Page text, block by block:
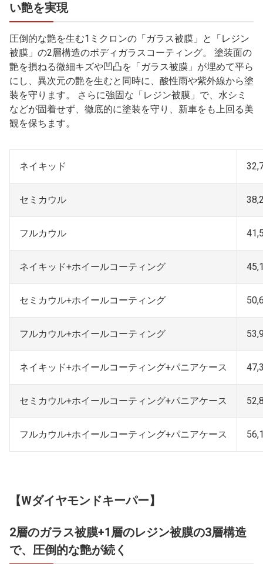
い艶を実現
圧倒的な艶を生む1ミクロンの「ガラス被膜」と「レジン
被膜」の2層構造のボディガラスコーティング。 塗装面の
艶を損ねる微細キズや凹凸を「ガラス被膜」が埋めて平ら
にし、異次元の艶を生むと同時に、酸性雨や紫外線から塗
装を守ります。 さらに強固な「レジン被膜」で、水シミ
などが固着せず、徹底的に塗装を守り、新車をも上回る美
観を保ちます。
ネイキッド
セミカウル
フルカウル
ネイキッド+ホイールコーティング
セミカウル+ホイールコーティング
フルカウル+ホイールコーティング
ネイキッド+ホイールコーティング+パニアケース
セミカウル+ホイールコーティング+パニアケース
フルカウル+ホイールコーティング+パニアケース
【Wダイヤモンドキーパー】
2層のガラス被膜+1層のレジン被膜の3層構造
で、圧倒的な艶が続く